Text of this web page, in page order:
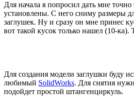
Для начала я попросил дать мне точно
установлены. С него сниму размеры
заглушек. Ну и сразу он мне принес
вот такой кусок только нашел (10-ка).
Для создания модели заглушки буду
любимый SolidWorks. Для снятия
подойдет простой штангенциркуль.